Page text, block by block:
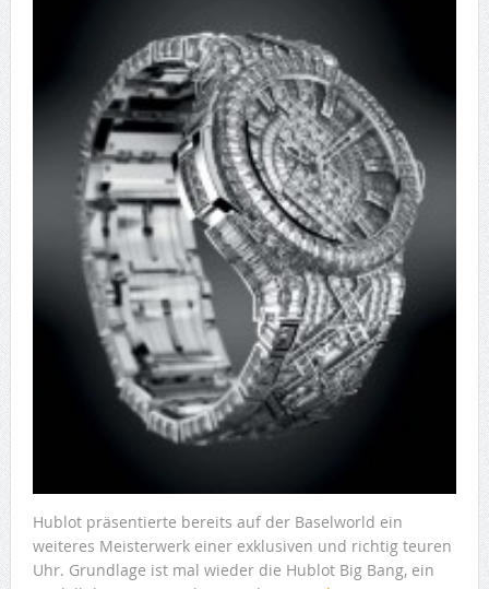
Hublot präsentierte bereits auf der Baselworld ein
weiteres Meisterwerk einer exklusiven und richtig teuren
Uhr. Grundlage ist mal wieder die Hublot Big Bang, ein